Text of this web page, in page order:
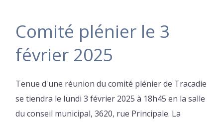
Comité plénier le 3
février 2025
Tenue d'une réunion du comité plénier de Tracadie
se tiendra le lundi 3 février 2025 à 18h45 en la salle
du conseil municipal, 3620, rue Principale. La